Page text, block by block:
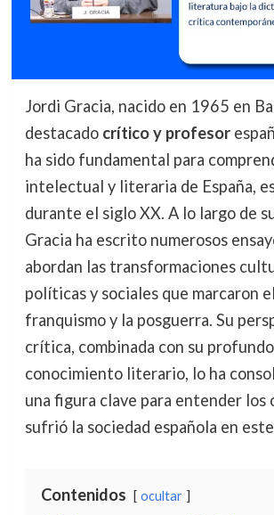
Jordi Gracia, nacido en 1965 en
destacado crítico y profesor
ha sido fundamental para
intelectual y literaria de España,
durante el siglo XX. A lo largo de
Gracia ha escrito numerosos
abordan las transformaciones
políticas y sociales que marcaron
franquismo y la posguerra. Su
crítica, combinada con su profundo
conocimiento literario, lo ha
una figura clave para entender los
sufrió la sociedad española en
Contenidos ocultar